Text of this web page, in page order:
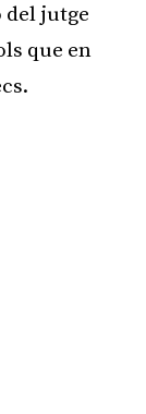
del jutge
que en